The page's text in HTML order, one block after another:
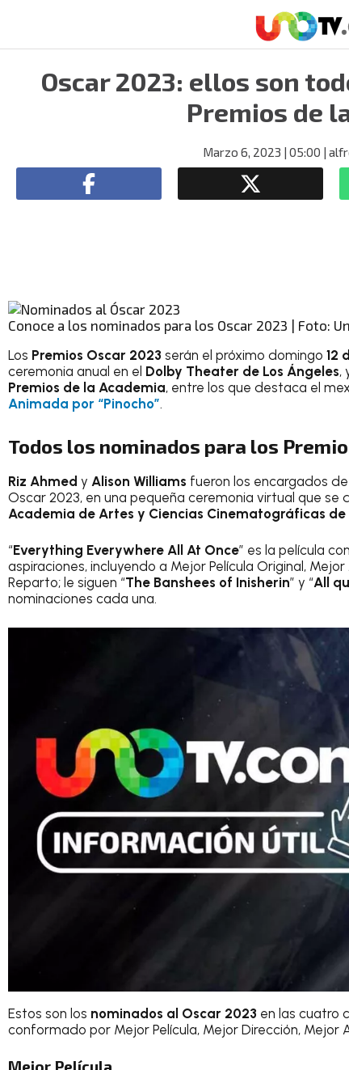
Oscar 2023: ellos son
Premios de
Marzo 6, 2023 | 05:00 |
Conoce a los nominados para los Oscar 2023 | Foto:
Los Premios Oscar 2023 serán el próximo domingo 12
ceremonia anual en el Dolby Theater de Los Ángeles,
Premios de la Academia, entre los que destaca el
Animada por “Pinocho”.
Todos los nominados para los
Riz Ahmed y Alison Williams fueron los encargados
Oscar 2023, en una pequeña ceremonia virtual que
Academia de Artes y Ciencias Cinematográficas de
“Everything Everywhere All At Once” es la película
aspiraciones, incluyendo a Mejor Película Original,
Reparto; le siguen “The Banshees of Inisherin” y “All
nominaciones cada una.
Estos son los nominados al Oscar 2023 en las cuatro
conformado por Mejor Película, Mejor Dirección, Mejor